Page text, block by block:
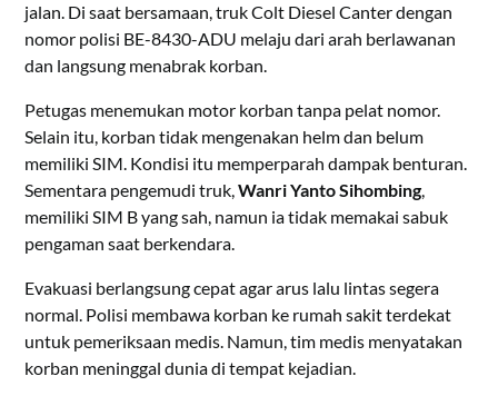
jalan. Di saat bersamaan, truk Colt Diesel Canter dengan
nomor polisi BE-8430-ADU melaju dari arah berlawanan
dan langsung menabrak korban.
Petugas menemukan motor korban tanpa pelat nomor.
Selain itu, korban tidak mengenakan helm dan belum
memiliki SIM. Kondisi itu memperparah dampak benturan.
Sementara pengemudi truk,Wanri Yanto Sihombing,
memiliki SIM B yang sah, namun ia tidak memakai sabuk
pengaman saat berkendara.
Evakuasi berlangsung cepat agar arus lalu lintas segera
normal. Polisi membawa korban ke rumah sakit terdekat
untuk pemeriksaan medis. Namun, tim medis menyatakan
korban meninggal dunia di tempat kejadian.